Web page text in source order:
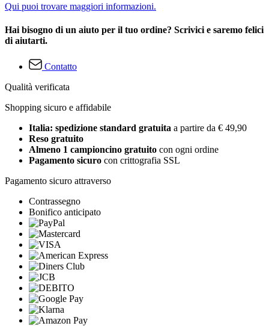
Qui puoi trovare maggiori informazioni.
Hai bisogno di un aiuto per il tuo ordine? Scrivici e saremo felici
di aiutarti.
Contatto
Qualità verificata
Shopping sicuro e affidabile
Italia: spedizione standard gratuita a partire da € 49,90
Reso gratuito
Almeno 1 campioncino gratuito con ogni ordine
Pagamento sicuro con crittografia SSL
Pagamento sicuro attraverso
Contrassegno
Bonifico anticipato